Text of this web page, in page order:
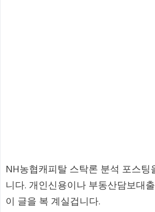
NH농협캐피탈 스탁론 분석 포스팅
니다. 개인신용이나 부동산담보대
이 글을 복 계실겁니다.